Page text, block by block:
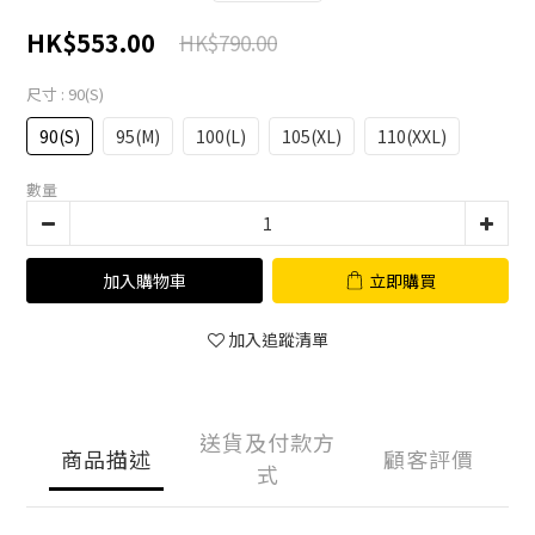
HK$553.00 HK$790.00
尺寸 : 90(S)
90(S) 95(M) 100(L) 105(XL) 110(XXL)
數量
加入購物車 立即購買
加入追蹤清單
商品描述
送貨及付款方
式
顧客評價